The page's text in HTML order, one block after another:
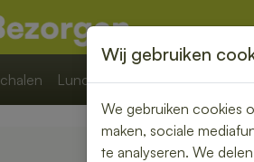
Lunchpakketten Overige
Wij gebruiken
We gebruiken cookies
maken, sociale
te analyseren. We